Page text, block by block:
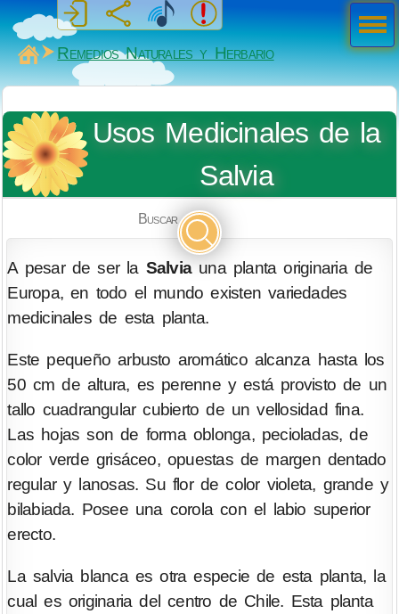
MiSabueso
Remedios Naturales y Herbario
Usos Medicinales de la
Salvia
Buscar
A pesar de ser la Salviauna planta originaria de
Europa, en todo el mundo existen variedades
medicinales de esta planta.
Este pequeño arbusto aromático alcanza hasta los
50 cm de altura, es perenne y está provisto de un
tallo cuadrangular cubierto de un vellosidad fina.
Las hojas son de forma oblonga, pecioladas, de
color verde grisáceo, opuestas de margen dentado
regular y lanosas. Su flor de color violeta, grande y
bilabiada. Posee una corola con el labio superior
erecto.
La salvia blanca es otra especie de esta planta, la
cual es originaria del centro de Chile. Esta planta
Men
ú